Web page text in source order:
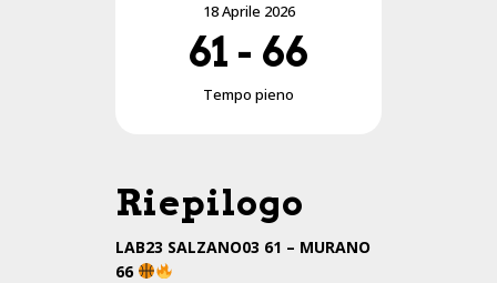
18 Aprile 2026
61 - 66
Tempo pieno
Riepilogo
LAB23 SALZANO03 61 – MURANO
66